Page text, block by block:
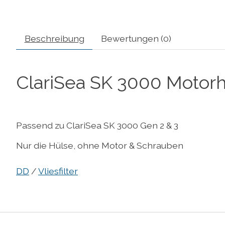
Beschreibung Bewertungen (0)
ClariSea SK 3000
Passend zu ClariSea SK 3000 Gen 2 & 3
Nur die Hülse, ohne Motor & Schrauben
DD /Vliesfilter